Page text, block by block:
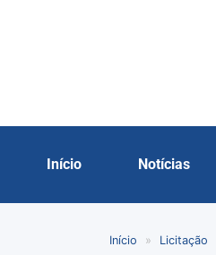
Início Notícias
Início » Licitação